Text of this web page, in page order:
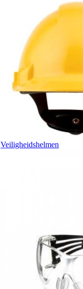
Veiligheidshelmen